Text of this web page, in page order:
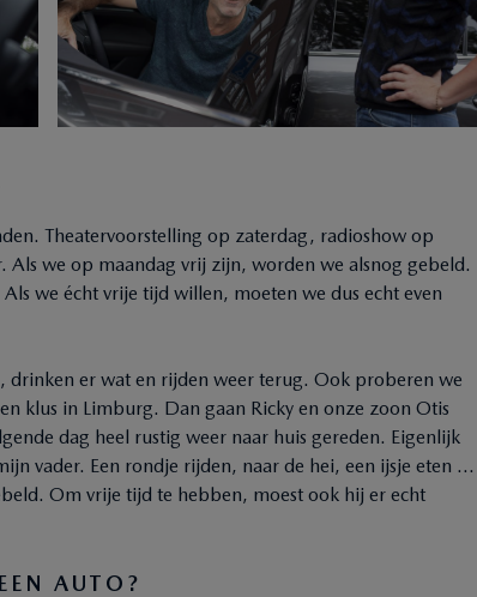
Theatervoorstelling op zaterdag, radioshow op
we op maandag vrij zijn, worden we alsnog gebeld.
we écht vrije tijd willen, moeten we dus echt even
drinken er wat en rijden weer terug. Ook proberen we
klus in Limburg. Dan gaan Ricky en onze zoon Otis
dag heel rustig weer naar huis gereden. Eigenlijk
vader. Een rondje rijden, naar de hei, een ijsje eten …
Om vrije tijd te hebben, moest ook hij er echt
AUTO?